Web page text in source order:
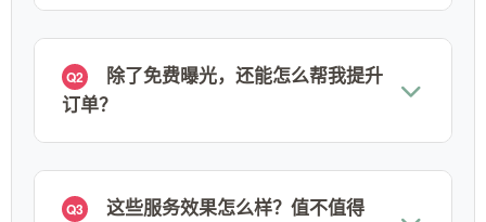
Q2
除了免费曝光，还能怎么帮我提升
订单？
Q3
这些服务效果怎么样？值不值得